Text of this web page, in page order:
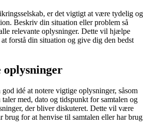
er det vigtigt at være tydelig og
Beskriv din situation eller problem så
relevante oplysninger. Dette vil hjælpe
forstå din situation og give dig den bedst
oplysninger
idé at notere vigtige oplysninger, såsom
taler med, dato og tidspunkt for samtalen og
der bliver diskuteret. Dette vil være
brug for at henvise til samtalen eller har brug